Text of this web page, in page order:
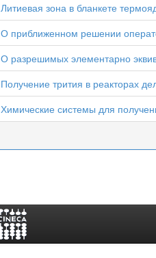
Литиевая зона в бланкете
О приближенном решении
О разрешимых элементарно
Получение трития в реакторах
Химические системы для